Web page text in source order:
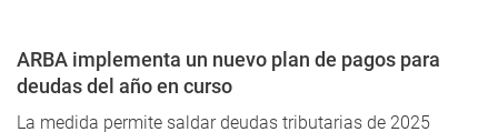
ARBA implementa un nuevo plan de pagos para
deudas del año en curso
La medida permite saldar deudas tributarias de 2025